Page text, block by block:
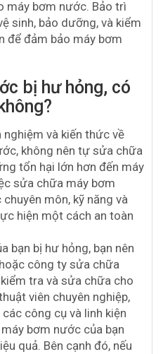
máy bơm nước. Bảo trì
sinh, bảo dưỡng, và kiểm
để đảm bảo máy bơm
bị hư hỏng, có
nghiệm và kiến thức về
không nên tự sửa chữa
tổn hại lớn hơn đến máy
sửa chữa máy bơm
môn, kỹ năng và
hiện một cách an toàn
bạn bị hư hỏng, bạn nên
công ty sửa chữa
tra và sửa chữa cho
viên chuyên nghiệp,
công cụ và linh kiện
bơm nước của bạn
quả. Bên cạnh đó, nếu